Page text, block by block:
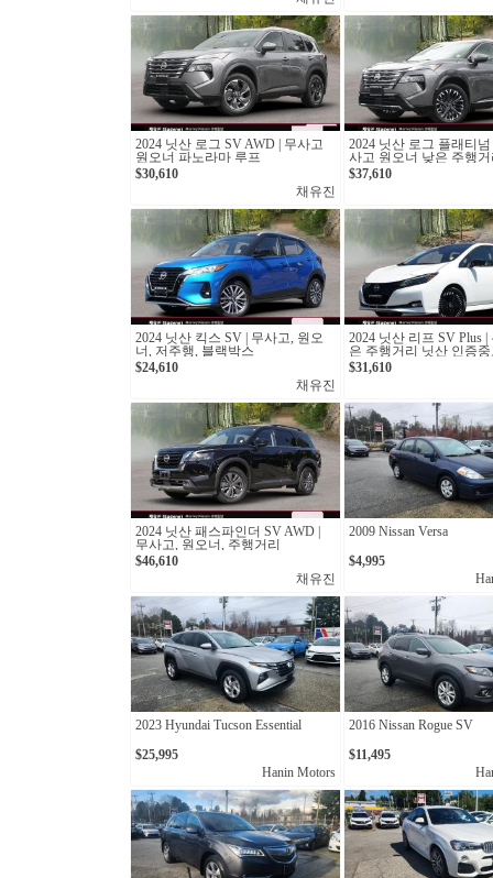
2024 닛산 로그 SV AWD | 무사고
원오너 파노라마 루프
$30,610
채유진
2024 닛산 로그 플래티
사고 원오너 낮은 주행
$37,610
2024 닛산 킥스 SV | 무사고, 원오
너, 저주행, 블랙박스
$24,610
채유진
2024 닛산 리프 SV Plus |
은 주행거리 닛산 인증
$31,610
2024 닛산 패스파인더 SV AWD |
무사고, 원오너, 주행거리
11,798km
$46,610
채유진
2009 Nissan Versa
$4,995
2023 Hyundai Tucson Essential
$25,995
Hanin Motors
2016 Nissan Rogue SV
$11,495